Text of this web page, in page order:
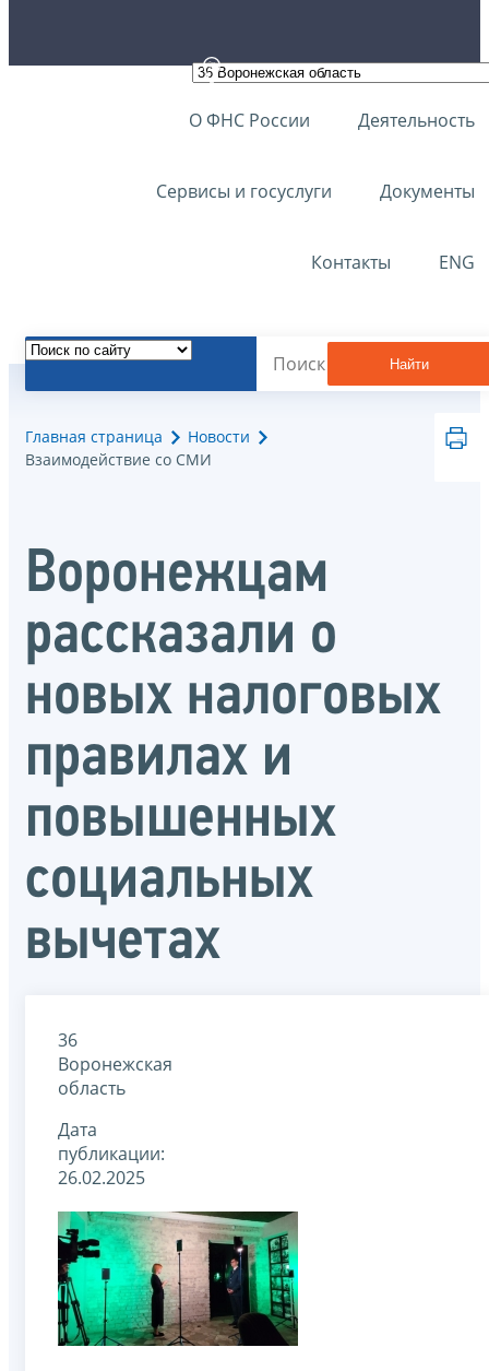
О ФНС России Деятельность
Сервисы и госуслуги Документы
Контакты ENG
Найти
Главная страница
Новости
Взаимодействие со СМИ
Воронежцам
рассказали о
новых налоговых
правилах и
повышенных
социальных
вычетах
36
Воронежская
область
Дата
публикации:
26.02.2025